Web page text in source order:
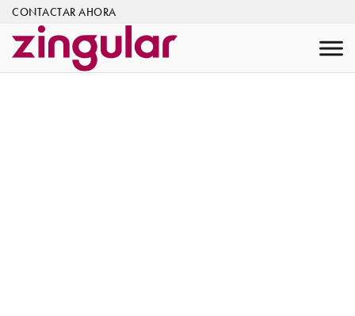
CONTACTAR AHORA